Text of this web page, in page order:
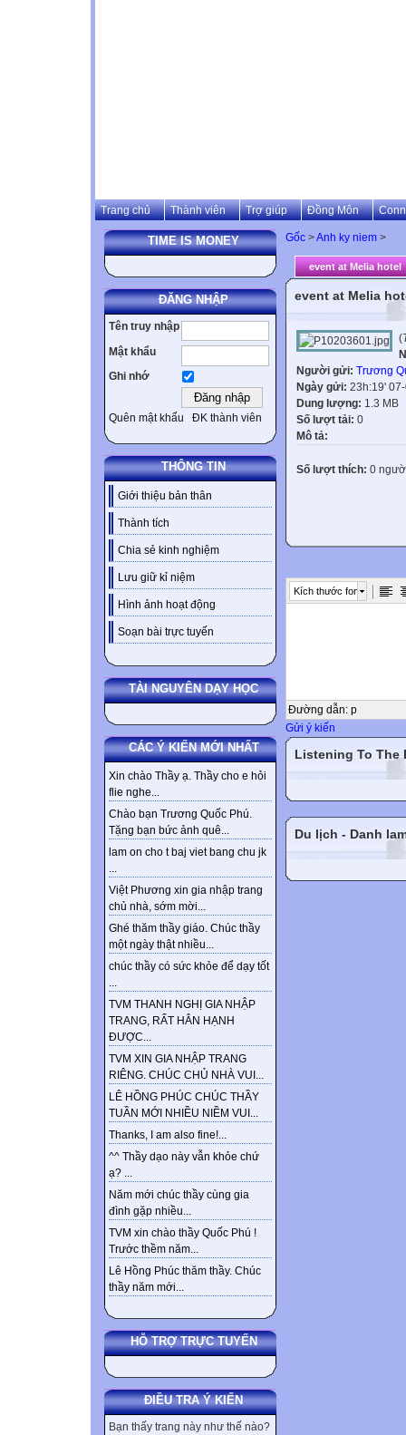
Trang chủ Thành viên Trợ giúp Đồng Môn
TIME IS MONEY
ĐĂNG NHẬP
Tên truy nhập
Mật khẩu
Ghi nhớ
Quên mật khẩu ĐK thành viên
THÔNG TIN
Giới thiệu bản thân
Thành tích
Chia sẻ kinh nghiệm
Lưu giữ kỉ niệm
Hình ảnh hoạt động
Soạn bài trực tuyến
TÀI NGUYÊN DẠY HỌC
CÁC Ý KIẾN MỚI NHẤT
Xin chào Thầy ạ. Thầy cho e hỏi
flie nghe...
Chào bạn Trương Quốc Phú.
Tặng bạn bức ảnh quê...
lam on cho t baj viet bang chu jk
...
Việt Phương xin gia nhập trang
chủ nhà, sớm mời...
Ghé thăm thầy giáo. Chúc thầy
một ngày thật nhiều...
chúc thầy có sức khỏe để dạy tốt
...
TVM THANH NGHỊ GIA NHẬP
TRANG, RẤT HÂN HẠNH
ĐƯỢC...
TVM XIN GIA NHẬP TRANG
RIÊNG. CHÚC CHỦ NHÀ VUI...
LÊ HỒNG PHÚC CHÚC THẦY
TUẦN MỚI NHIỀU NIỀM VUI...
Thanks, I am also fine!...
^^ Thầy dạo này vẫn khỏe chứ
ạ? ...
Năm mới chúc thầy cùng gia
đình gặp nhiều...
TVM xin chào thầy Quốc Phú !
Trước thềm năm...
Lê Hồng Phúc thăm thầy. Chúc
thầy năm mới...
HỖ TRỢ TRỰC TUYẾN
ĐIỀU TRA Ý KIẾN
Bạn thấy trang này như thế nào?
Gốc >Anh ky niem >
event at Melia hotel
event at Melia
(
Người gửi: Trương
Ngày gửi: 23h:19'
Dung lượng: 1.3 MB
Số lượt tải: 0
Mô tả:
Số lượt thích: 0
Kích thước font
Đường dẫn: p
Gửi ý kiến
Listening To The
Du lịch - Danh